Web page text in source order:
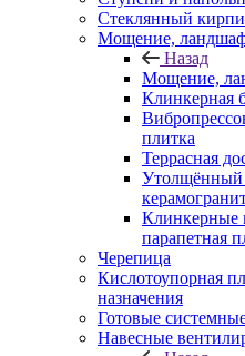
Cтеклянный
Мощение,
Назад
Мощение,
Клинкерная
плитка
Террасная
Утолщённый
Клинкерные
парапетная
Черепица
Кислотоупорная
назначения
Готовые
Навесные